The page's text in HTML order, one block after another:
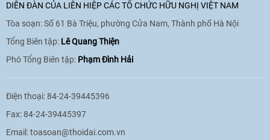
DIỄN ĐÀN CỦA LIÊN HIỆP CÁC TỔ CHỨC HỮU NGHỊ VIỆT NAM
Tòa soạn: Số 61 Bà Triệu, phường Cửa Nam, Thành phố Hà Nội
Tổng Biên tập: Lê Quang Thiện
Phó Tổng Biên tập: Phạm Đình Hải
Điện thoại: 84-24-39445396
Fax: 84-24-39445397
Email:toasoan@thoidai.com.vn